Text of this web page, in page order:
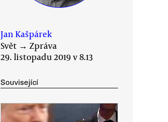
Jan Kašpárek
Svět → Zpráva
29. listopadu 2019 v 8.13
Související